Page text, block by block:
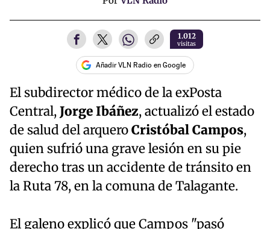
1.012
visitas
Añadir VLN Radio en Google
El subdirector médico de la exPosta
Central,Jorge Ibáñez, actualizó el estado
de salud del arqueroCristóbal Campos,
quien sufrió una grave lesión en su pie
derecho tras un accidente de tránsito en
la Ruta 78, en la comuna de Talagante.
El galeno explicó que Campos "pasó